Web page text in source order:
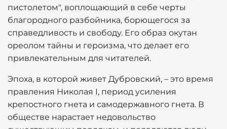
пистолетом", воплощающий в себе черты
благородного разбойника, борющегося за
справедливость и свободу. Его образ окутан
ореолом тайны и героизма, что делает его
привлекательным для читателей.
Эпоха, в которой живет Дубровский, – это время
правления Николая I, период усиления
крепостного гнета и самодержавного гнета. В
обществе нарастает недовольство